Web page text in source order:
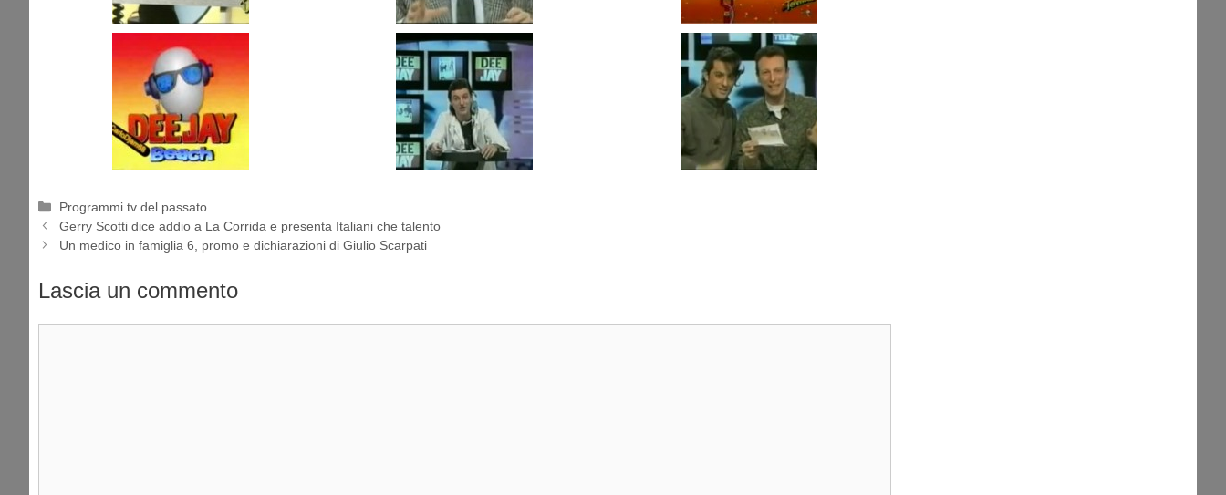
Categorie
Programmi tv del passato
Gerry Scotti dice addio a La Corrida e presenta Italiani che talento
Un medico in famiglia 6, promo e dichiarazioni di Giulio Scarpati
Lascia un commento